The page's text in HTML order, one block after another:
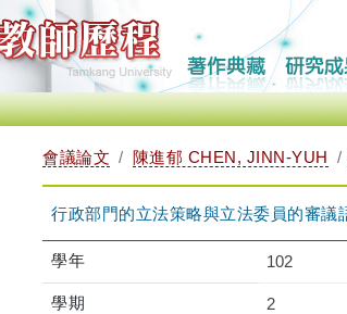
會議論文 陳進郁 CHEN, JINN-YUH
行政部門的立法策略與立法委員的審議
學年 102
學期 2